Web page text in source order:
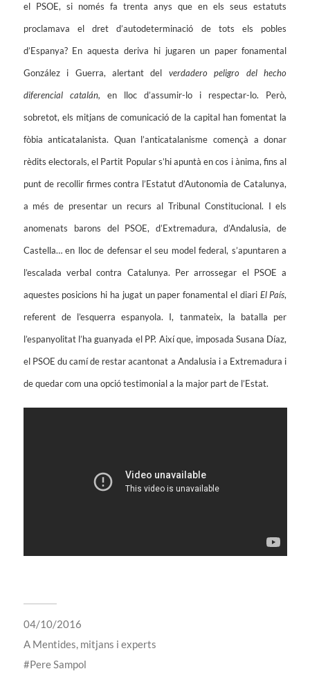
el PSOE, si només fa trenta anys que en els seus estatuts
proclamava el dret d’autodeterminació de tots els pobles
d’Espanya? En aquesta deriva hi jugaren un paper fonamental
González i Guerra, alertant del verdadero peligro del hecho
diferencial catalán, en lloc d’assumir-lo i respectar-lo. Però,
sobretot, els mitjans de comunicació de la capital han fomentat la
fòbia anticatalanista. Quan l’anticatalanisme començà a donar
rèdits electorals, el Partit Popular s’hi apuntà en cos i ànima, fins al
punt de recollir firmes contra l’Estatut d’Autonomia de Catalunya,
a més de presentar un recurs al Tribunal Constitucional. I els
anomenats barons del PSOE, d’Extremadura, d’Andalusia, de
Castella… en lloc de defensar el seu model federal, s’apuntaren a
l’escalada verbal contra Catalunya. Per arrossegar el PSOE a
aquestes posicions hi ha jugat un paper fonamental el diari El País,
referent de l’esquerra espanyola. I, tanmateix, la batalla per
l’espanyolitat l’ha guanyada el PP. Així que, imposada Susana Díaz,
el PSOE du camí de restar acantonat a Andalusia i a Extremadura i
de quedar com una opció testimonial a la major part de l’Estat.
04/10/2016
A Mentides, mitjans i experts
Pere Sampol